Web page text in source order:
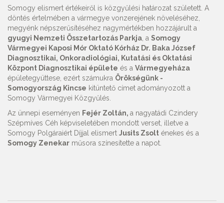
Somogy elismert értékeiről is közgyűlési határozat született. A
döntés értelmében a vármegye vonzerejének növeléséhez,
megyénk népszerűsítéséhez nagymértékben hozzájárult a
gyugyi Nemzeti Összetartozás Parkja , a Somogy
Vármegyei Kaposi Mór Oktató Kórház Dr. Baka József
Diagnosztikai, Onkoradiológiai, Kutatási és Oktatási
Központ Diagnosztikai épülete és a Vármegyeháza
épületegyüttese, ezért számukra Örökségünk -
Somogyország Kincse kitüntető címet adományozott a
Somogy Vármegyei Közgyűlés.
Az ünnepi eseményen Fejér Zoltán, a nagyatádi Czindery
Szépmíves Céh képviseletében mondott verset, illetve a
Somogy Polgáraiért Díjjal elismert Jusits Zsolt énekes és a
Somogy Zenekar műsora színesítette a napot.